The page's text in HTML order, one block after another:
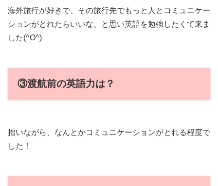
海外旅行が好きで、その旅行先でもっと人とコミュニケー
ションがとれたらいいな、と思い英語を勉強したくて来ま
した(^O^)
③渡航前の英語力は？
拙いながら、なんとかコミュニケーションがとれる程度で
した！